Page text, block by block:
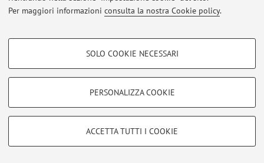
Per maggiori informazioni consulta la nostra Cookie policy.
COOKIE DI PROFILAZIONE - FACOLTATIVI
COOKIE TECNICI - NECESSARI
Si tratta di cookie tecnici utilizzati, a titolo esemplificativo, per il corretto
SOLO COOKIE NECESSARI
PERSONALIZZA COOKIE
ACCETTA TUTTI I COOKIE
Accedi tramiteloginper gestire tutti i contenuti del sito.
© 2026 - ALMA MATER STUDIORUM - Università di Bologna - Via
|Note legali |Impostazioni Cookie